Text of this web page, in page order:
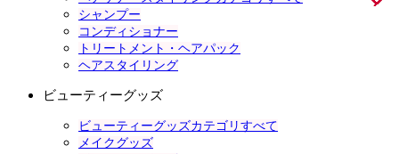
シャンプー
コンディショナー
トリートメント・ヘアパック
ヘアスタイリング
ビューティーグッズ
ビューティーグッズカテゴリすべて
メイクグッズ